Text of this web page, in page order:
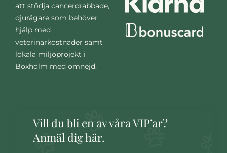
att stödja cancerdrabbade,
djurägare som behöver
hjälp med
veterinärkostnader samt
lokala miljöprojekt i
Boxholm med omnejd.
Vill du bli en av våra VIP’ar?
Anmäl dig här.